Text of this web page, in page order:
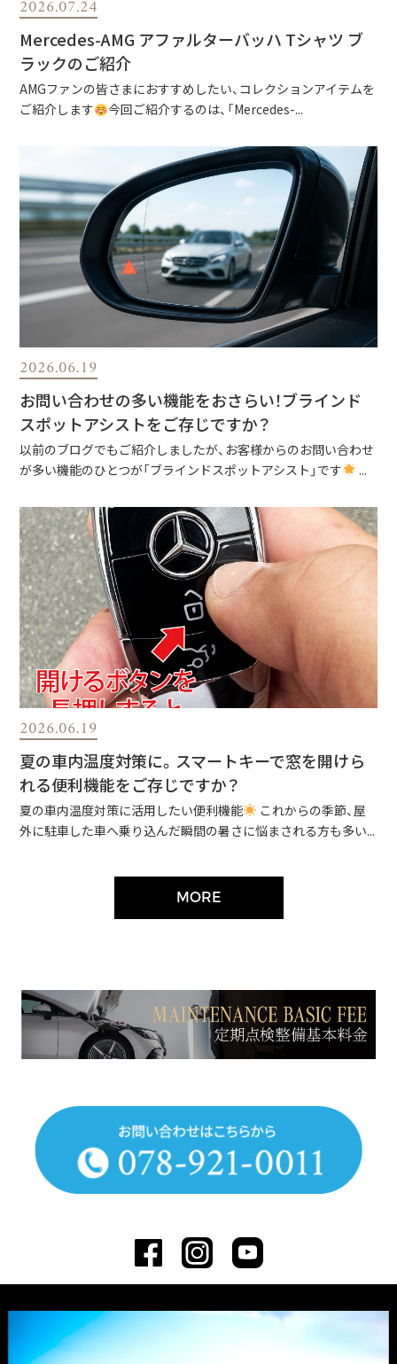
2026.07.24
Mercedes-AMG アファルターバッハ Tシャツ ブ
ラックのご紹介
AMGファンの皆さまにおすすめしたい、コレクションアイテムを
ご紹介します
今回ご紹介するのは、「Mercedes-...
2026.06.19
お問い合わせの多い機能をおさらい！ブラインド
スポットアシストをご存じですか？
以前のブログでもご紹介しましたが、お客様からのお問い合わせ
が多い機能のひとつが「ブラインドスポットアシスト」です
...
2026.06.19
夏の車内温度対策に。スマートキーで窓を開けら
れる便利機能をご存じですか？
夏の車内温度対策に活用したい便利機能
これからの季節、屋
外に駐車した車へ乗り込んだ瞬間の暑さに悩まされる方も多い...
MORE